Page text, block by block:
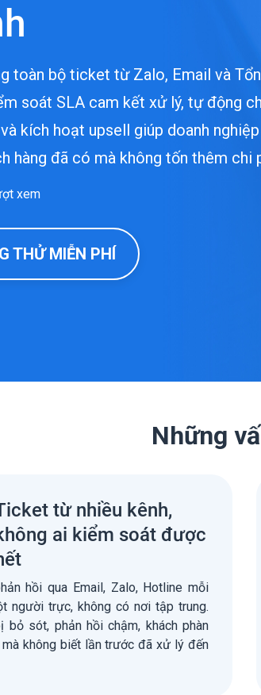
toàn bộ ticket từ Zalo, Email và
soát SLA cam kết xử lý, tự động
kích hoạt upsell giúp doanh
hàng đã có mà không tốn thêm chi
xem
THỬ MIỄN PHÍ
Những
từ nhiều kênh,
ai kiểm soát được
hồi qua Email, Zalo, Hotline mỗi
người trực, không có nơi tập trung.
bỏ sót, phản hồi chậm, khách phàn
mà không biết lần trước đã xử lý đến